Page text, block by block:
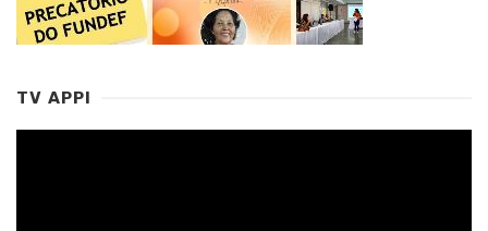
TV APPI